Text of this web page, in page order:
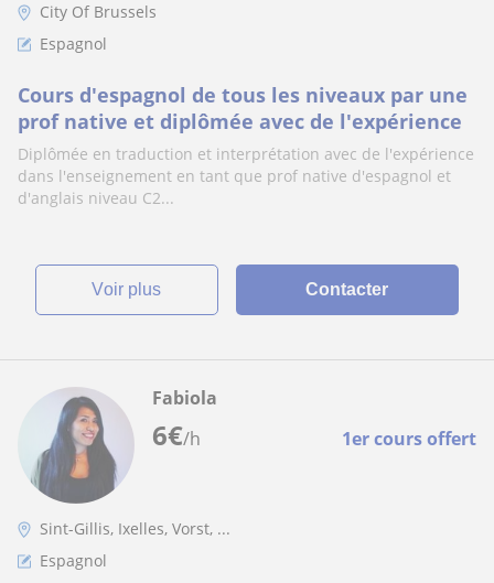
City Of Brussels
Espagnol
Cours d'espagnol de tous les niveaux par une
prof native et diplômée avec de l'expérience
Diplômée en traduction et interprétation avec de l'expérience
dans l'enseignement en tant que prof native d'espagnol et
d'anglais niveau C2...
voir plus Contacter
6€/h 1er cours offert
Fabiola
Sint-Gillis, Ixelles, Vorst, ...
Espagnol